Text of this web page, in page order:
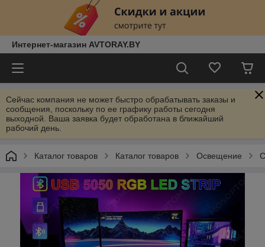
Интернет-магазин AVTORAY.BY
Сейчас компания не может быстро обрабатывать заказы и
сообщения, поскольку по ее графику работы сегодня
выходной. Ваша заявка будет обработана в ближайший
рабочий день.
Каталог товаров Каталог товаров Освещение